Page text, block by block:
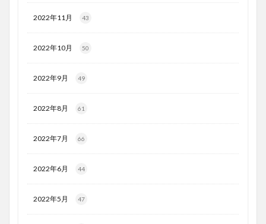
2022年11月 43
2022年10月 50
2022年9月 49
2022年8月 61
2022年7月 66
2022年6月 44
2022年5月 47